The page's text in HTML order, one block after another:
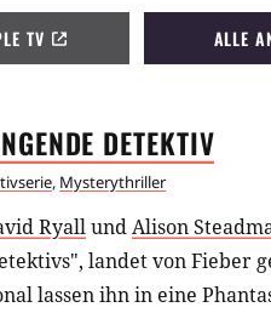
TV ALLE
DETEKTIV
, Mysterythriller
RyallundAlison
landet von Fieber
lassen ihn in eine